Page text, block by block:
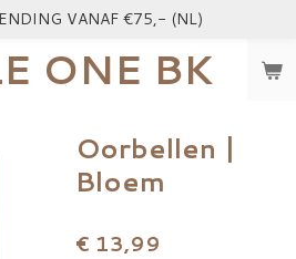
ONE BK
VANAF €75,- (NL)
Oorbellen |
Bloem
€ 13,99